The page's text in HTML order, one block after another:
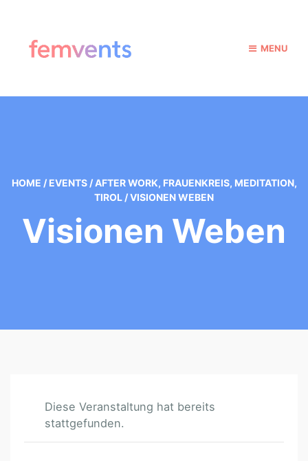
MENU
HOME / EVENTS / AFTER WORK, FRAUENKREIS, MEDITATION,
TIROL /VISIONEN WEBEN
Visionen Weben
Diese Veranstaltung hat bereits
stattgefunden.